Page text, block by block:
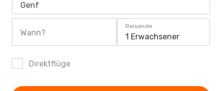
Genf
Wann?
Reisende
1 Erwachsener
Direktflüge